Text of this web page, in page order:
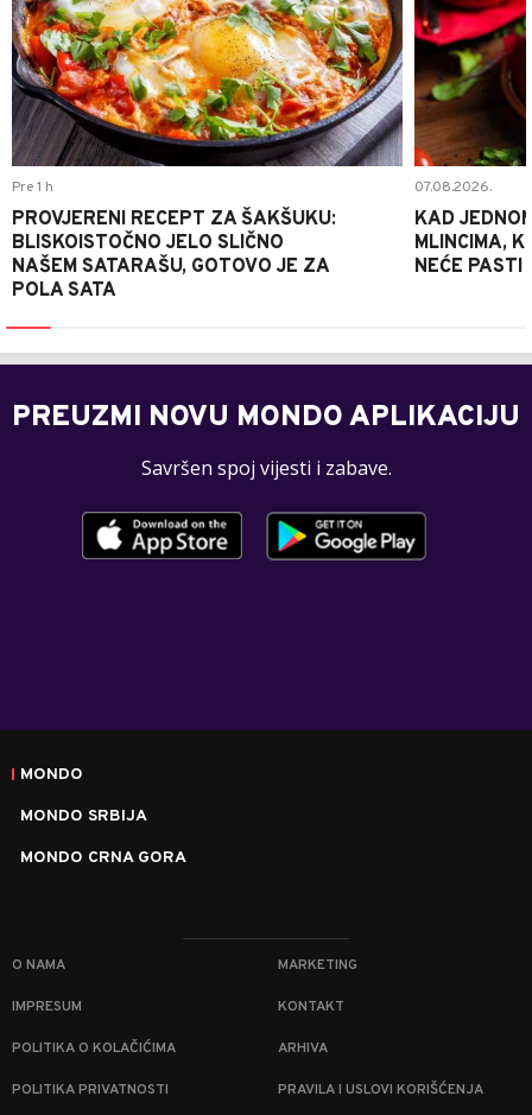
Pre 1 h
PROVJERENI RECEPT ZA ŠAKŠUKU:
BLISKOISTOČNO JELO SLIČNO
NAŠEM SATARAŠU, GOTOVO JE ZA
POLA SATA
07.08.2026.
KAD
MLINCIMA,
NEĆE PASTI
PREUZMI NOVU MONDO APLIKACIJU
Savršen spoj vijesti i zabave.
MONDO
MONDO SRBIJA
MONDO CRNA GORA
O NAMA MARKETING
IMPRESUM KONTAKT
POLITIKA O KOLAČIĆIMA ARHIVA
POLITIKA PRIVATNOSTI PRAVILA I USLOVI KORIŠĆENJA